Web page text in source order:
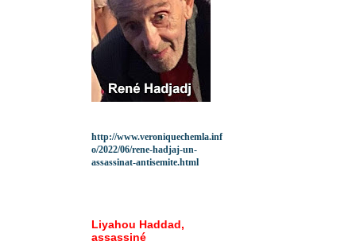
http://www.veroniquechemla.inf
o/2022/06/rene-hadjaj-un-
assassinat-antisemite.html
Liyahou Haddad,
assassiné